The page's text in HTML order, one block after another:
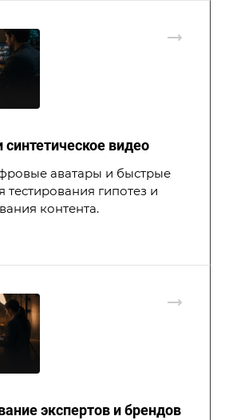
синтетическое видео
аватары и быстрые
тестирования гипотез и
контента.
экспертов и брендов